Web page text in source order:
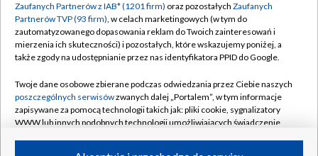
Emisja w TVP
Centrum informacji TVP
Naziemna Telewizja Cyfrowa
Rada Programowa
System NOS
Informacje o nadawcy
Polityka prywatności
Moje zgody
Pomoc
Kontakt
Kanały
Zaufanych Partnerów z IAB* (1201 firm) oraz pozostałych Zaufanych
Partnerów TVP (93 firm), w celach marketingowych (w tym do
zautomatyzowanego dopasowania reklam do Twoich zainteresowań i
mierzenia ich skuteczności) i pozostałych, które wskazujemy poniżej, a
także zgody na udostępnianie przez nas identyfikatora PPID do Google.
Twoje dane osobowe zbierane podczas odwiedzania przez Ciebie naszych
poszczególnych serwisówzwanych dalej „Portalem”, w tym informacje
zapisywane za pomocą technologii takich jak: pliki cookie, sygnalizatory
WWW lub innych podobnych technologii umożliwiających świadczenie